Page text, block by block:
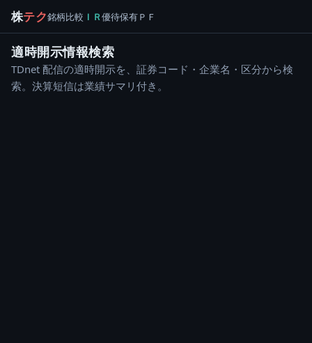
株テク銘柄比較 ＩＲ優待保有ＰＦ
適時開示情報検索
TDnet 配信の適時開示を、証券コード・企業名・区分から検
索。決算短信は業績サマリ付き。